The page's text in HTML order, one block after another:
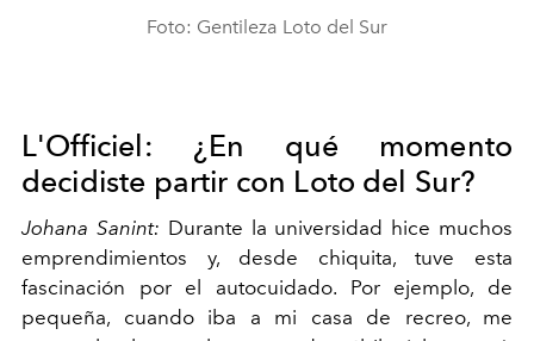
Foto: Gentileza Loto del Sur
L'Officiel: ¿En qué momento
decidiste partir con Loto del Sur?
Johana Sanint: Durante la universidad hice muchos
emprendimientos y, desde chiquita, tuve esta
fascinación por el autocuidado. Por ejemplo, de
pequeña, cuando iba a mi casa de recreo, me